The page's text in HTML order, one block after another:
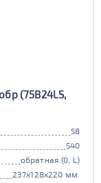
(75B24LS,
58
540
обратная (0, L)
237x128x220 мм.